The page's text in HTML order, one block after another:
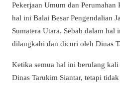
Pekerjaan Umum dan
hal ini Balai Besar Pengendalian
Sumatera Utara. Sebab dalam hal
dilangkahi dan dicuri oleh Dinas
Ketika semua hal ini berulang
Dinas Tarukim Siantar, tetapi